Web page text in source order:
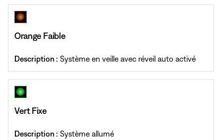
Orange Faible
Description : Système en veille avec réveil auto activé
Vert Fixe
Description : Système allumé